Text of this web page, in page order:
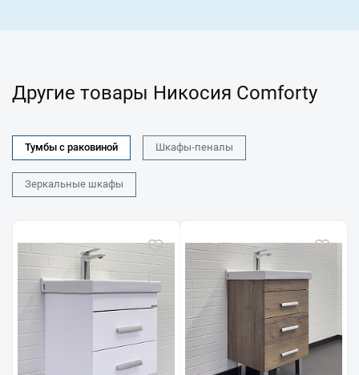
Другие товары Никосия Comforty
Тумбы с раковиной Шкафы-пеналы
Зеркальные шкафы